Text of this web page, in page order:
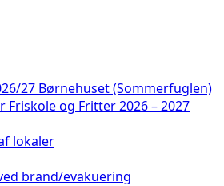
27 Børnehuset (Sommerfuglen)
Friskole og Fritter 2026 – 2027
lokaler
brand/evakuering